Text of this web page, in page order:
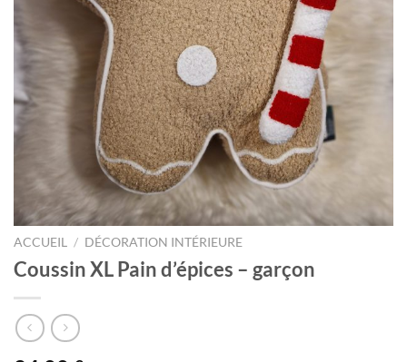
ACCUEIL / DÉCORATION INTÉRIEURE
Coussin XL Pain d’épices – garçon